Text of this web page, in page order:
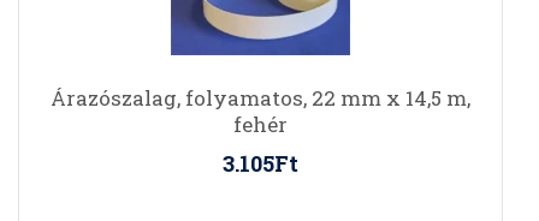
Árazószalag, folyamatos, 22 mm x 14,5 m,
fehér
3.105Ft